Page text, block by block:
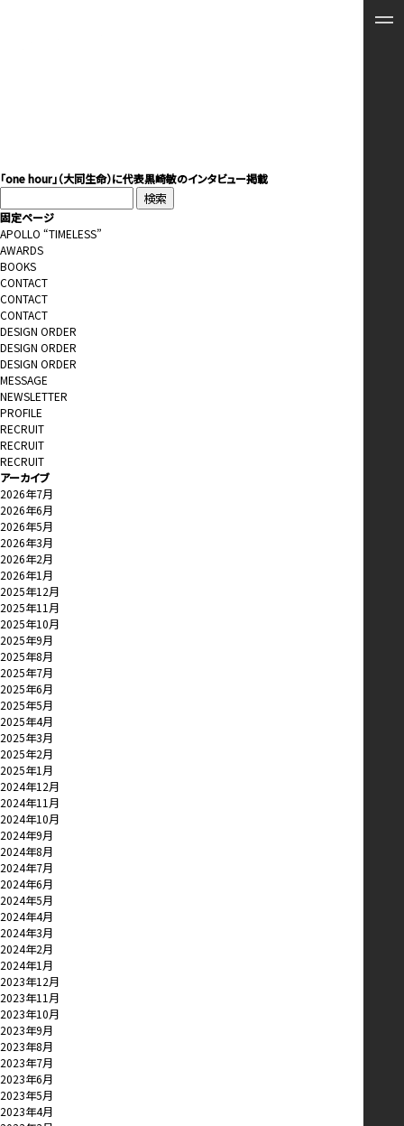
「one hour」（大同生命）に代表黒崎敏のインタビュー掲載
索:
固定ページ
APOLLO “TIMELESS”
AWARDS
BOOKS
CONTACT
CONTACT
CONTACT
DESIGN ORDER
DESIGN ORDER
DESIGN ORDER
MESSAGE
NEWSLETTER
PROFILE
RECRUIT
RECRUIT
RECRUIT
アーカイブ
2026年7月
2026年6月
2026年5月
2026年3月
2026年2月
2026年1月
2025年12月
2025年11月
2025年10月
2025年9月
2025年8月
2025年7月
2025年6月
2025年5月
2025年4月
2025年3月
2025年2月
2025年1月
2024年12月
2024年11月
2024年10月
2024年9月
2024年8月
2024年7月
2024年6月
2024年5月
2024年4月
2024年3月
2024年2月
2024年1月
2023年12月
2023年11月
2023年10月
2023年9月
2023年8月
2023年7月
2023年6月
2023年5月
2023年4月